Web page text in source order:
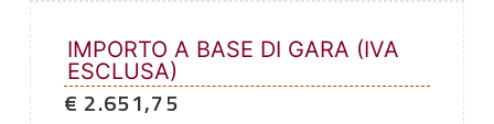
IMPORTO A BASE DI GARA (IVA
ESCLUSA)
€ 2.651,75